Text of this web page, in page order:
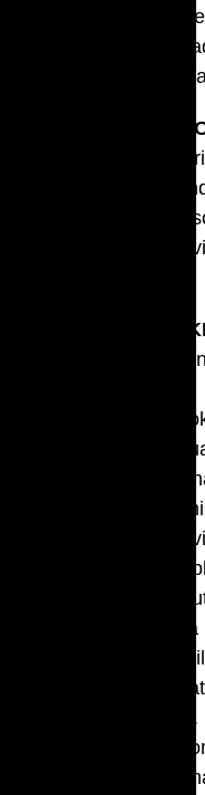
relative alle sue
navigate o il
azioni similari
COOKIE DI PRIMA
possono essere di
“prima parte” si
Titolare del sito
intendono i cookie
NATURA DEI
dei cookie, ne
I
al solo fine di
comunicazione su
elettronica, o nella
al fornitore di un
dell’informazione
dall’abbonato o
(cfr. art. 122,
Essi non vengono
normalmente
gestore del sito
– cookie di
garantiscono la